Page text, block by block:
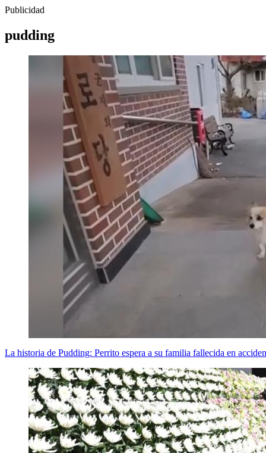
Publicidad
pudding
La historia de Pudding: Perrito espera a su familia fallecida en